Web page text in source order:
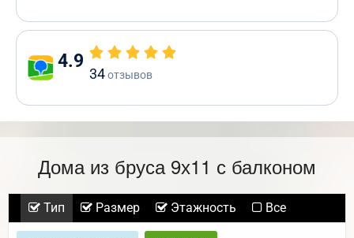
4.9
34отзывов
Дома из бруса 9х11 с балконом
Тип Размер Этажность Все